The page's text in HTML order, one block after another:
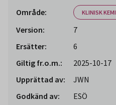
Område: KLINISK KEMI
Version:
7
Ersätter:
6
Giltig fr.o.m.:
2025-10-17
Upprättad av:
JWN
Godkänd av:
ESÖ